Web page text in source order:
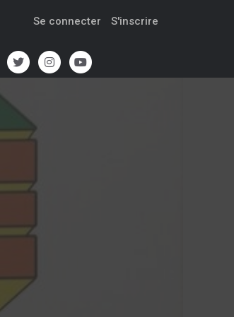
Se connecter S'inscrire